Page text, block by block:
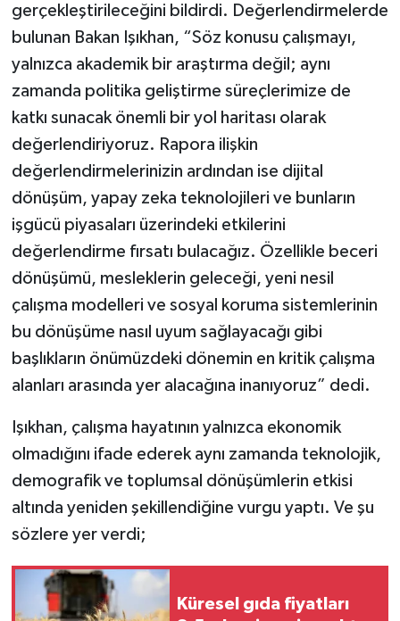
gerçekleştirileceğini bildirdi. Değerlendirmelerde
bulunan Bakan Işıkhan, “Söz konusu çalışmayı,
yalnızca akademik bir araştırma değil; aynı
zamanda politika geliştirme süreçlerimize de
katkı sunacak önemli bir yol haritası olarak
değerlendiriyoruz. Rapora ilişkin
değerlendirmelerinizin ardından ise dijital
dönüşüm, yapay zeka teknolojileri ve bunların
işgücü piyasaları üzerindeki etkilerini
değerlendirme fırsatı bulacağız. Özellikle beceri
dönüşümü, mesleklerin geleceği, yeni nesil
çalışma modelleri ve sosyal koruma sistemlerinin
bu dönüşüme nasıl uyum sağlayacağı gibi
başlıkların önümüzdeki dönemin en kritik çalışma
alanları arasında yer alacağına inanıyoruz” dedi.
Işıkhan, çalışma hayatının yalnızca ekonomik
olmadığını ifade ederek aynı zamanda teknolojik,
demografik ve toplumsal dönüşümlerin etkisi
altında yeniden şekillendiğine vurgu yaptı. Ve şu
sözlere yer verdi;
Küresel gıda fiyatları